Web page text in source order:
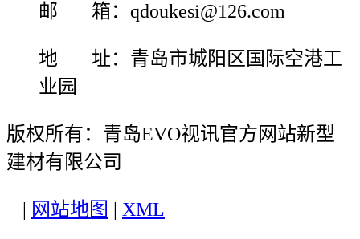
邮 箱：qdoukesi@126.com
地 址：青岛市城阳区国际空港工
业园
版权所有：青岛EVO视讯官方网站新型
建材有限公司
网站地图 XML